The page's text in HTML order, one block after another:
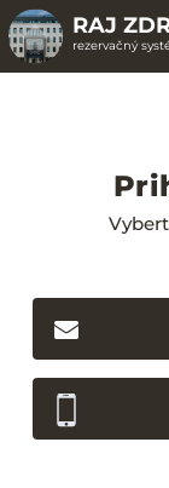
RAJ
rezervačný